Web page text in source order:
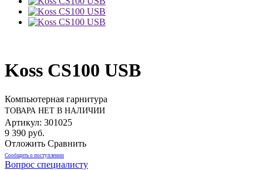
Koss CS100 USB
Компьютерная гарнитура
ТОВАРА НЕТ В НАЛИЧИИ
Артикул: 301025
9 390 руб.
Отложить Сравнить
Сообщить о поступлении
Вопрос специалисту